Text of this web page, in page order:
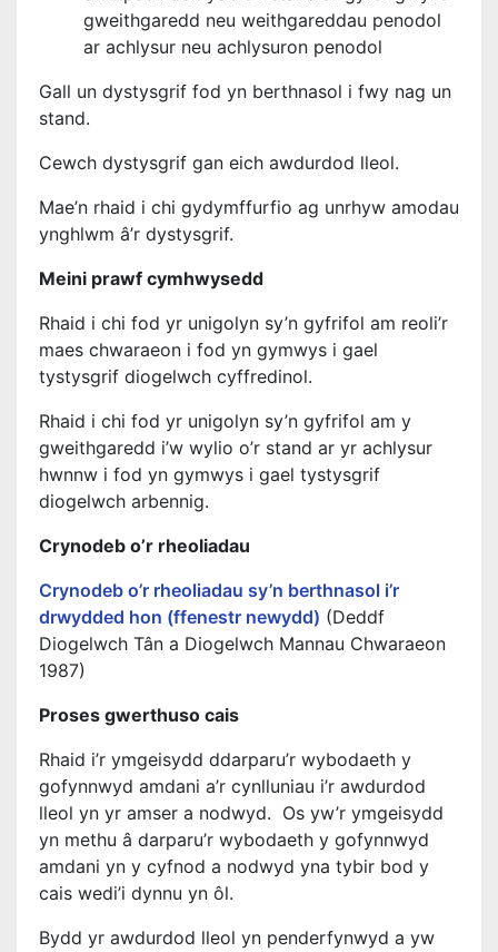
gweithgaredd neu weithgareddau penodol
ar achlysur neu achlysuron penodol
Gall un dystysgrif fod yn berthnasol i fwy nag un
stand.
Cewch dystysgrif gan eich awdurdod lleol.
Mae’n rhaid i chi gydymffurfio ag unrhyw amodau
ynghlwm â’r dystysgrif.
Meini prawf cymhwysedd
Rhaid i chi fod yr unigolyn sy’n gyfrifol am reoli’r
maes chwaraeon i fod yn gymwys i gael
tystysgrif diogelwch cyffredinol.
Rhaid i chi fod yr unigolyn sy’n gyfrifol am y
gweithgaredd i’w wylio o’r stand ar yr achlysur
hwnnw i fod yn gymwys i gael tystysgrif
diogelwch arbennig.
Crynodeb o’r rheoliadau
Crynodeb o’r rheoliadau sy’n berthnasol i’r
drwydded hon (ffenestr newydd) (Deddf
Diogelwch Tân a Diogelwch Mannau Chwaraeon
1987)
Proses gwerthuso cais
Rhaid i’r ymgeisydd ddarparu’r wybodaeth y
gofynnwyd amdani a’r cynlluniau i’r awdurdod
lleol yn yr amser a nodwyd. Os yw’r ymgeisydd
yn methu â darparu’r wybodaeth y gofynnwyd
amdani yn y cyfnod a nodwyd yna tybir bod y
cais wedi’i dynnu yn ôl.
Bydd yr awdurdod lleol yn penderfynwyd a yw